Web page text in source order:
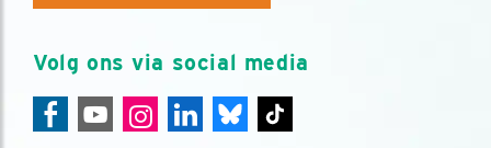
Volg ons via social media